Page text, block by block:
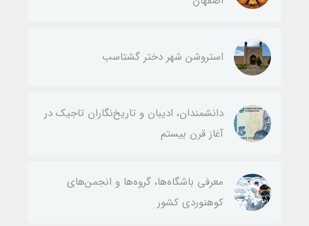
استروشن شهر دختر گشتاسب
دانشمندان، ادیبان و تاریخ‌نگاران تاجیک در
آغاز قرن بیستم
معرفی باشگاه‌ها، گروه‌ها و انجمن‌های
کوهنوردی کشور